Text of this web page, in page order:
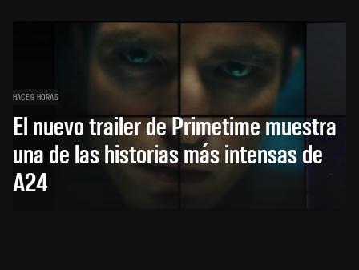
HACE 9 HORAS
El nuevo trailer de Primetime muestra
una de las historias más intensas de
A24